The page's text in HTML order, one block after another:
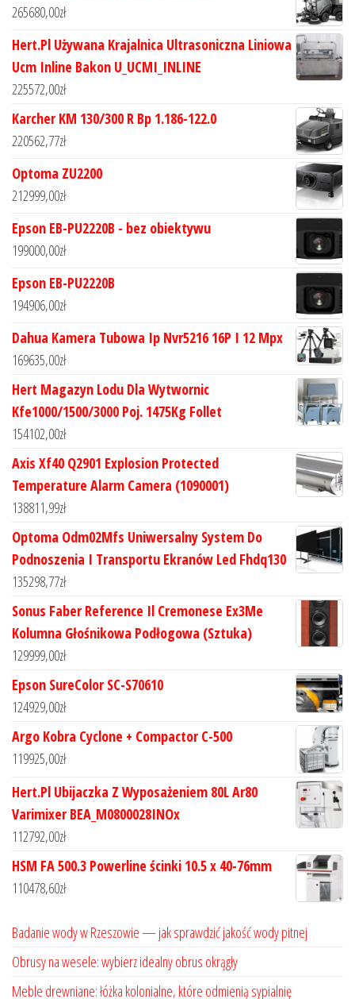
265680,00zł
Hert.Pl Używana Krajalnica Ultrasoniczna Liniowa
Ucm Inline Bakon U_UCMI_INLINE
225572,00zł
Karcher KM 130/300 R Bp 1.186-122.0
220562,77zł
Optoma ZU2200
212999,00zł
Epson EB-PU2220B - bez obiektywu
199000,00zł
Epson EB-PU2220B
194906,00zł
Dahua Kamera Tubowa Ip Nvr5216 16P I 12 Mpx
169635,00zł
Hert Magazyn Lodu Dla Wytwornic
Kfe1000/1500/3000 Poj. 1475Kg Follet
154102,00zł
Axis Xf40 Q2901 Explosion Protected
Temperature Alarm Camera (1090001)
138811,99zł
Optoma Odm02Mfs Uniwersalny System Do
Podnoszenia I Transportu Ekranów Led Fhdq130
135298,77zł
Sonus Faber Reference Il Cremonese Ex3Me
Kolumna Głośnikowa Podłogowa (Sztuka)
129999,00zł
Epson SureColor SC-S70610
124929,00zł
Argo Kobra Cyclone + Compactor C-500
119925,00zł
Hert.Pl Ubijaczka Z Wyposażeniem 80L Ar80
Varimixer BEA_M0800028INOx
112792,00zł
HSM FA 500.3 Powerline ścinki 10.5 x 40-76mm
110478,60zł
Badanie wody w Rzeszowie — jak sprawdzić jakość wody pitnej
Obrusy na wesele: wybierz idealny obrus okrągły
Meble drewniane: łóżka kolonialne, które odmienią sypialnię